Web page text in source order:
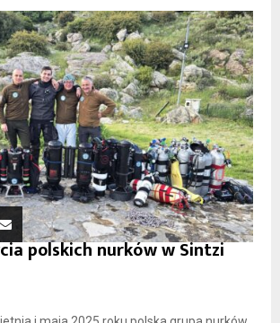
polskich nurków w Sintzi